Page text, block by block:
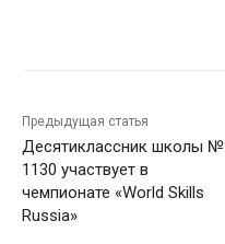
Предыдущая статья
Десятиклассник школы №
1130 участвует в
чемпионате «World Skills
Russia»